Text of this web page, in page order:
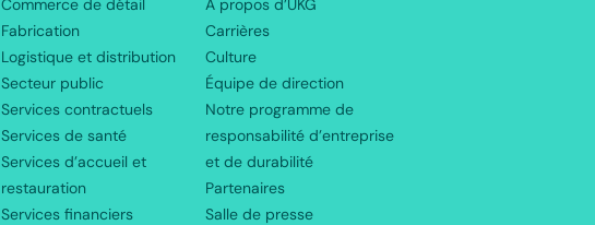
Commerce de détail
Fabrication
Logistique et distribution
Secteur public
Services contractuels
Services de santé
Services d’accueil et
restauration
Services financiers
À propos d’UKG
Carrières
Culture
Équipe de direction
Notre programme de
responsabilité d’entreprise
et de durabilité
Partenaires
Salle de presse